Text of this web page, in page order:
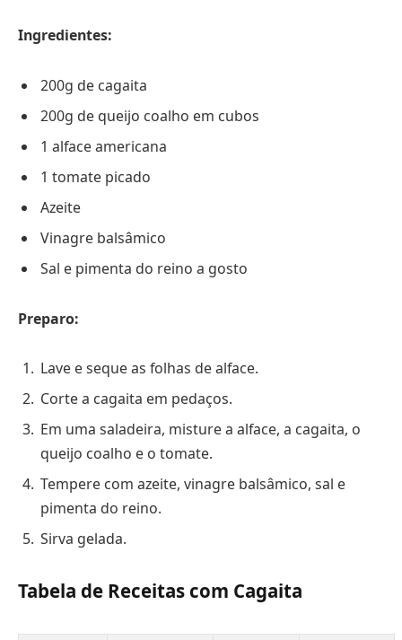
Ingredientes:
200g de cagaita
200g de queijo coalho em cubos
1 alface americana
1 tomate picado
Azeite
Vinagre balsâmico
Sal e pimenta do reino a gosto
Preparo:
Lave e seque as folhas de alface.
Corte a cagaita em pedaços.
Em uma saladeira, misture a alface, a cagaita, o
queijo coalho e o tomate.
Tempere com azeite, vinagre balsâmico, sal e
pimenta do reino.
Sirva gelada.
Tabela de Receitas com Cagaita